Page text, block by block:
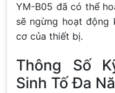
YM-B05 đã có thể
sẽ ngừng hoạt động
cơ của thiết bị.
Thông Số
Sinh Tố Đa